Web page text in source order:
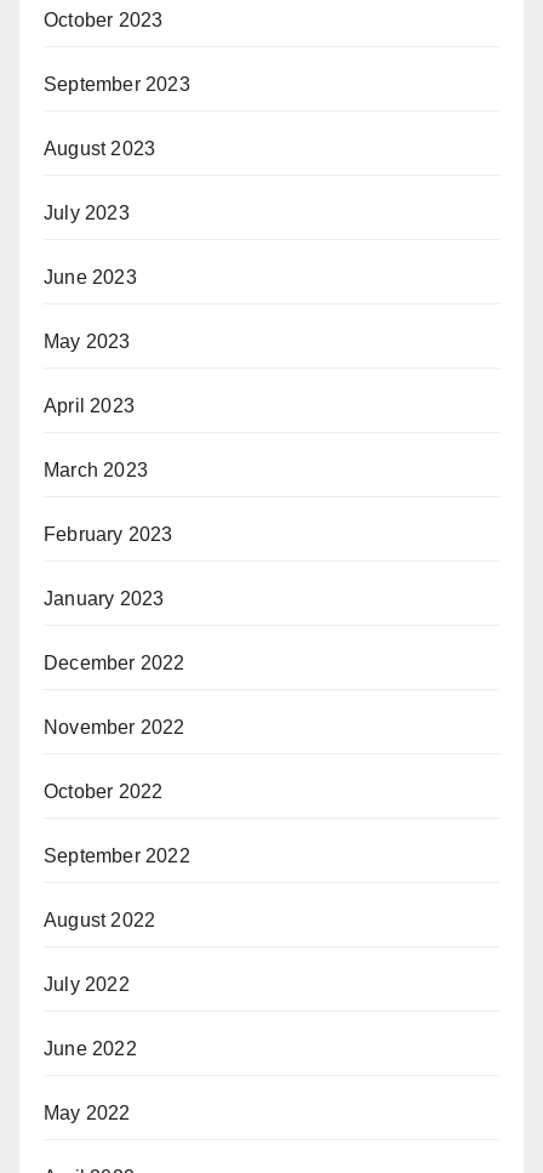
October 2023
September 2023
August 2023
July 2023
June 2023
May 2023
April 2023
March 2023
February 2023
January 2023
December 2022
November 2022
October 2022
September 2022
August 2022
July 2022
June 2022
May 2022